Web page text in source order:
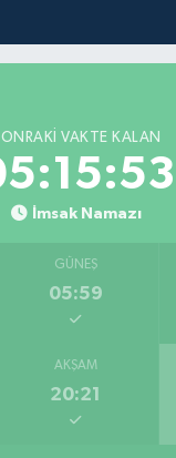
VAKTE KALAN
İmsak Namazı
GÜNEŞ
05:59
AKŞAM
20:21